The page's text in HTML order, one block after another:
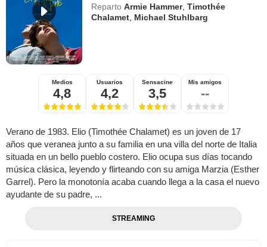
Reparto Armie Hammer,Timothée
Chalamet Michael Stuhlbarg
Medios
4,8
Usuarios
4,2
Sensacine
3,5
Mis amigos
--
Verano de 1983. Elio (Timothée Chalamet) es un joven de 17
años que veranea junto a su familia en una villa del norte de Italia
situada en un bello pueblo costero. Elio ocupa sus días tocando
música clásica, leyendo y flirteando con su amiga Marzia (Esther
Garrel). Pero la monotonía acaba cuando llega a la casa el nuevo
ayudante de su padre, ...
STREAMING